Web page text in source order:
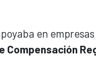
en
Compensación